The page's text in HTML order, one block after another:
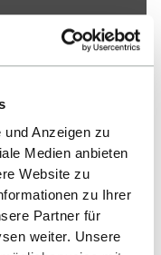
Anzeigen zu
Medien anbieten
Website zu
zu Ihrer
Partner für
weiter. Unsere